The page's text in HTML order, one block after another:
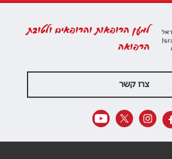
למען הרופאות והרופאים ולטובת
הרפואה
צרו קשר